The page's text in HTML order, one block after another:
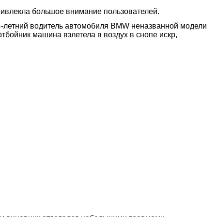
большое внимание пользователей.
водитель автомобиля BMW неназванной модели
машина взлетела в воздух в снопе искр,